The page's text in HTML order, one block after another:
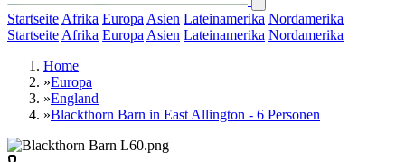
Startseite Afrika Europa Asien Lateinamerika Nordamerika
Startseite Afrika Europa Asien Lateinamerika Nordamerika
Home
»Europa
»England
»Blackthorn Barn in East Allington - 6 Personen